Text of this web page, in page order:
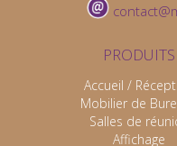
PRODUITS
Accueil /
Mobilier de
Salles de
Affichage